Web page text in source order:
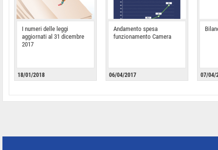
I numeri delle leggi
aggiornati al 31 dicembre
2017
18/01/2018
Andamento spesa
funzionamento Camera
06/04/2017 07/04/